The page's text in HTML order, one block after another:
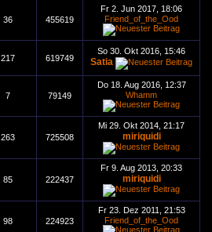
36 455619
Fr 2. Jun 2017, 18:06
Friend_of_the_Ood
217 619749
So 30. Okt 2016, 15:46
Satia
7 79149
Do 18. Aug 2016, 12:37
Whamm
263 725508
Mi 29. Okt 2014, 21:17
miriquidi
85 222437
Fr 9. Aug 2013, 20:33
miriquidi
98 224923
Fr 23. Dez 2011, 21:53
Friend_of_the_Ood